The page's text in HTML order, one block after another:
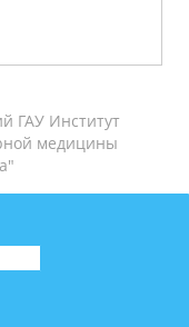
ГАУ Институт
медицины